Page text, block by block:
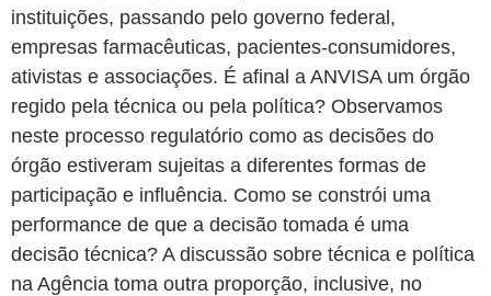
instituições, passando pelo governo federal,
empresas farmacêuticas, pacientes-consumidores,
ativistas e associações. É afinal a ANVISA um órgão
regido pela técnica ou pela política? Observamos
neste processo regulatório como as decisões do
órgão estiveram sujeitas a diferentes formas de
participação e influência. Como se constrói uma
performance de que a decisão tomada é uma
decisão técnica? A discussão sobre técnica e política
na Agência toma outra proporção, inclusive, no